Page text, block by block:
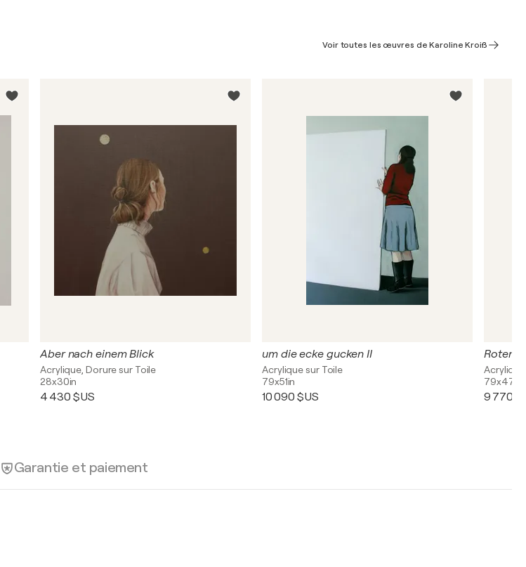
Voir toutes les œuvres de Karoline Kroiß
Aber nach einem Blick
Acrylique, Dorure sur Toile
28x30in
4 430 $US
um die ecke gucken II
Acrylique sur Toile
79x51in
10 090 $US
Roten
79x47in
9 770
Garantie et paiement